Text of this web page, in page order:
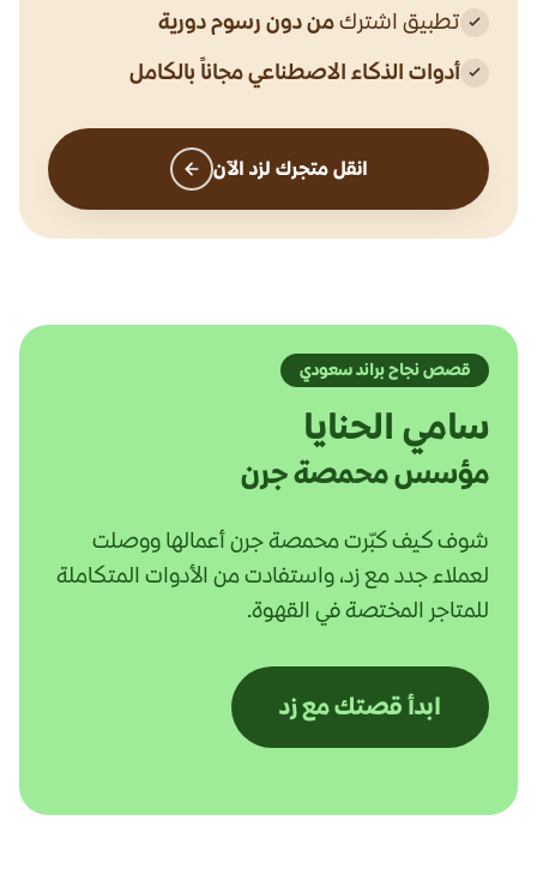
تطبيق اشتركمن دون رسوم دورية
أدوات الذكاء الاصطناعي مجاناً بالكامل
انقل متجرك لزد الآن
قصص نجاح براند سعودي
سامي الحنايا
مؤسس محمصة جرن
شوف كيف كبّرت محمصة جرن أعمالها ووصلت
لعملاء جدد مع زد، واستفادت من الأدوات المتكاملة
للمتاجر المختصة في القهوة.
ابدأ قصتك مع زد